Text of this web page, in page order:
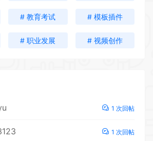
# 教育考试 # 模板插件
# 职业发展 # 视频创作
1 次回帖
1 次回帖